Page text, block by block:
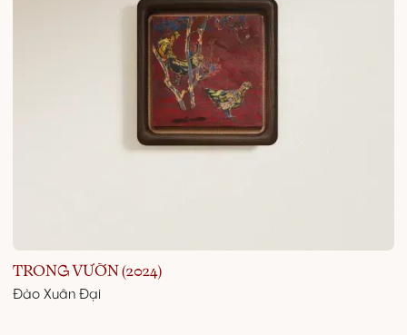
TRONG VƯỜN (2024)
Đào Xuân Đại